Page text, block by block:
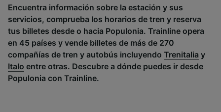
Encuentra información sobre la estación y sus
servicios, comprueba los horarios de tren y reserva
tus billetes desde o hacia Populonia. Trainline opera
en 45 países y vende billetes de más de 270
compañías de tren y autobús incluyendo Trenitalia y
Italo entre otras. Descubre a dónde puedes ir desde
Populonia con Trainline.